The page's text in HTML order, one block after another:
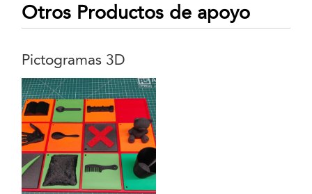
Otros Productos de apoyo
Pictogramas 3D